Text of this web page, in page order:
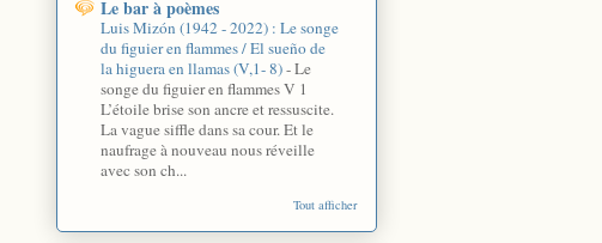
Le bar à poèmes
Luis Mizón (1942 - 2022) : Le songe
du figuier en flammes / El sueño de
la higuera en llamas (V,1- 8)-Le
songe du figuier en flammes V 1
L’étoile brise son ancre et ressuscite.
La vague siffle dans sa cour. Et le
naufrage à nouveau nous réveille
avec son ch...
Tout afficher